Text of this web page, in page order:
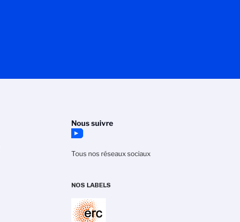
Nous suivre
Tous nos réseaux sociaux
NOS LABELS